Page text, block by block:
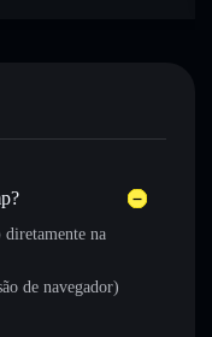
diretamente na
de navegador)